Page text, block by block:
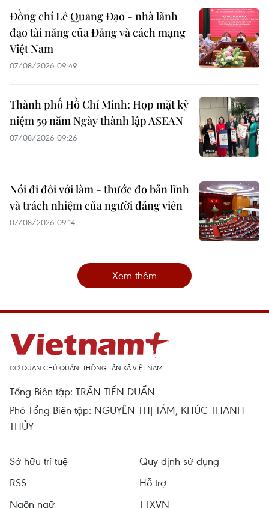
Đồng chí Lê Quang Đạo - nhà lãnh
đạo tài năng của Đảng và cách mạng
Việt Nam
07/08/2026 09:49
Thành phố Hồ Chí Minh: Họp mặt kỷ
niệm 59 năm Ngày thành lập ASEAN
07/08/2026 09:26
Nói đi đôi với làm - thước đo bản lĩnh
và trách nhiệm của người đảng viên
07/08/2026 09:14
Xem thêm
CƠ QUAN CHỦ QUẢN: THÔNG TẤN XÃ VIỆT NAM
Tổng Biên tập: TRẦN TIẾN DUẨN
Phó Tổng Biên tập: NGUYỄN THỊ TÁM, KHÚC THANH
THỦY
Sở hữu trí tuệ
Quy định sử dụng
RSS
Hỗ trợ
Ngôn ngữ
TTXVN